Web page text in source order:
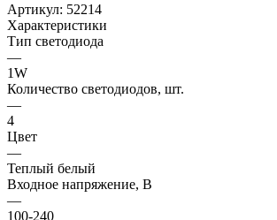
Артикул: 52214
Характеристики
Тип светодиода
—
1W
Количество светодиодов, шт.
—
4
Цвет
—
Теплый белый
Входное напряжение, В
—
100-240